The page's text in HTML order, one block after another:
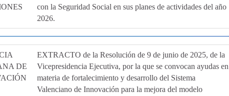
con la Seguridad Social en sus planes de actividades del año
2026.
DE
EXTRACTO de la Resolución de 9 de junio de 2025, de la
Vicepresidencia Ejecutiva, por la que se convocan ayudas en
materia de fortalecimiento y desarrollo del Sistema
Valenciano de Innovación para la mejora del modelo